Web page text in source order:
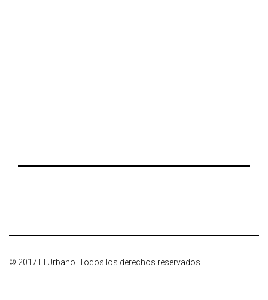
© 2017 El Urbano. Todos los derechos reservados.